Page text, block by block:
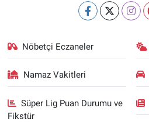
Nöbetçi Eczaneler
Namaz Vakitleri
Süper Lig Puan Durumu ve
Fikstür